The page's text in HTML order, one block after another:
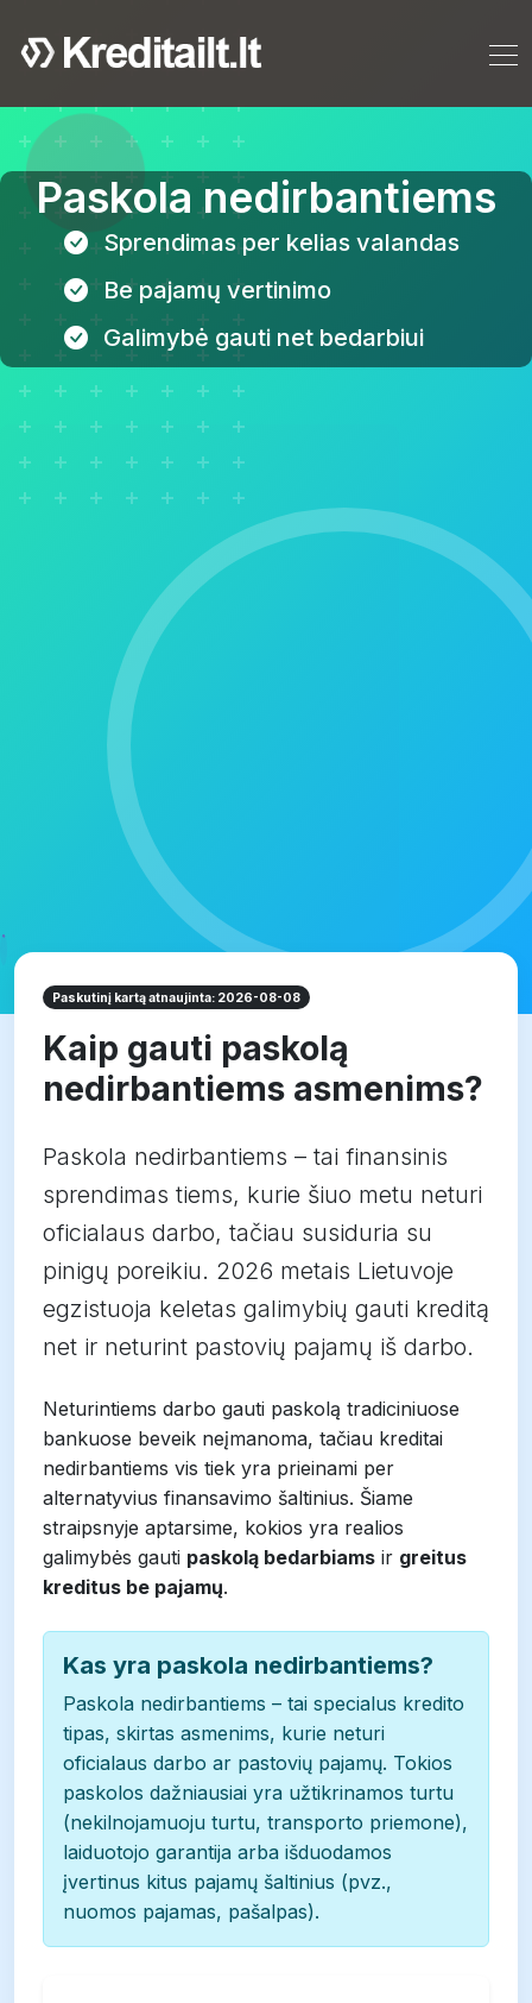
Paskola nedirbantiems
Sprendimas per kelias valandas
Be pajamų vertinimo
Galimybė gauti net bedarbiui
Paskutinį kartą atnaujinta: 2026-08-08
Kaip gauti paskolą
nedirbantiems asmenims?
Paskola nedirbantiems – tai finansinis
sprendimas tiems, kurie šiuo metu neturi
oficialaus darbo, tačiau susiduria su
pinigų poreikiu. 2026 metais Lietuvoje
egzistuoja keletas galimybių gauti kreditą
net ir neturint pastovių pajamų iš darbo.
Neturintiems darbo gauti paskolą tradiciniuose
bankuose beveik neįmanoma, tačiau kreditai
nedirbantiems vis tiek yra prieinami per
alternatyvius finansavimo šaltinius. Šiame
straipsnyje aptarsime, kokios yra realios
galimybės gauti paskolą bedarbiams ir greitus
kreditus be pajamų.
Kas yra paskola nedirbantiems?
Paskola nedirbantiems – tai specialus kredito
tipas, skirtas asmenims, kurie neturi
oficialaus darbo ar pastovių pajamų. Tokios
paskolos dažniausiai yra užtikrinamos turtu
(nekilnojamuoju turtu, transporto priemone),
laiduotojo garantija arba išduodamos
įvertinus kitus pajamų šaltinius (pvz.,
nuomos pajamas, pašalpas).